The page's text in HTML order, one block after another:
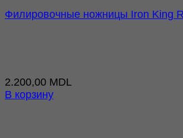
Филировочные ножницы Iron King
2.200,00 MDL
В корзину